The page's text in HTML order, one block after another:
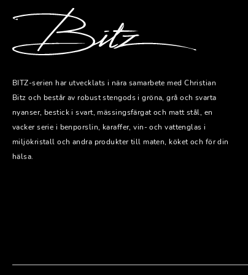
BITZ-serien har utvecklats i nära samarbete med Christian
Bitz och består av robust stengods i gröna, grå och svarta
nyanser, bestick i svart, mässingsfärgat och matt stål, en
vacker serie i benporslin, karaffer, vin- och vattenglas i
miljökristall och andra produkter till maten, köket och för din
hälsa.